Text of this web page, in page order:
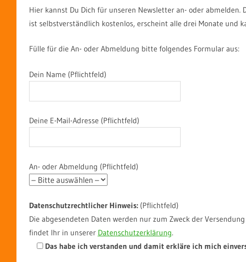
Hier kannst Du Dich für unseren Newsletter an- oder abmelden.
ist selbstverständlich kostenlos, erscheint alle drei Monate und
Fülle für die An- oder Abmeldung bitte folgendes Formular aus:
Dein Name (Pflichtfeld)
Deine E-Mail-Adresse (Pflichtfeld)
An- oder Abmeldung (Pflichtfeld)
Datenschutzrechtlicher Hinweis: (Pflichtfeld)
Die abgesendeten Daten werden nur zum Zweck der
findet Ihr in unserer Datenschutzerklärung.
Das habe ich verstanden und damit erkläre ich mich